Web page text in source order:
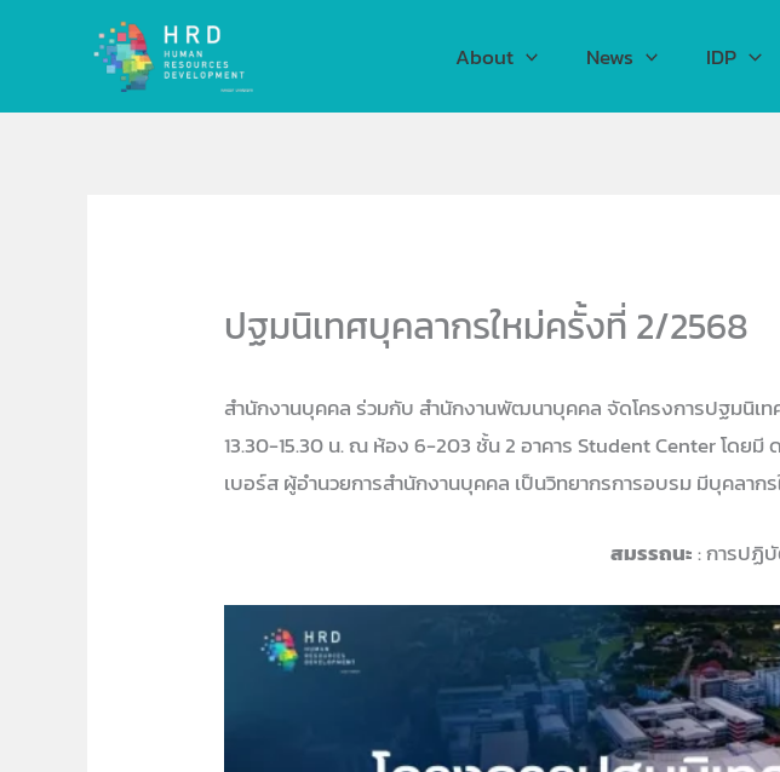
About News IDP
ปฐมนิเทศบุคลากรใหม่ครั้งที่ 2/2568
สำนักงานบุคคล ร่วมกับ สำนักงานพัฒนาบุคคล จัดโครงการปฐมนิเท
13.30-15.30 น. ณ ห้อง 6-203 ชั้น 2 อาคาร Student Center โด
เบอร์ส ผู้อำนวยการสำนักงานบุคคล เป็นวิทยากรการอบรม มีบุคลาก
สมรรถนะ: การปฏิ